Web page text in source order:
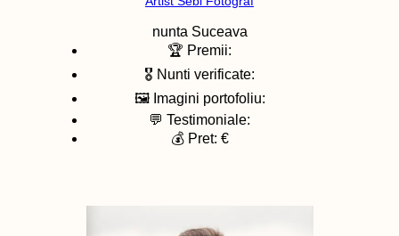
nunta Suceava
🏆 Premii:
🎖️ Nunti verificate:
🖼️ Imagini portofoliu:
💬 Testimoniale:
💰 Pret: €